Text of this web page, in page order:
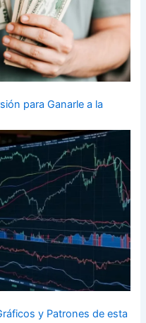
para Ganarle a la
y Patrones de esta